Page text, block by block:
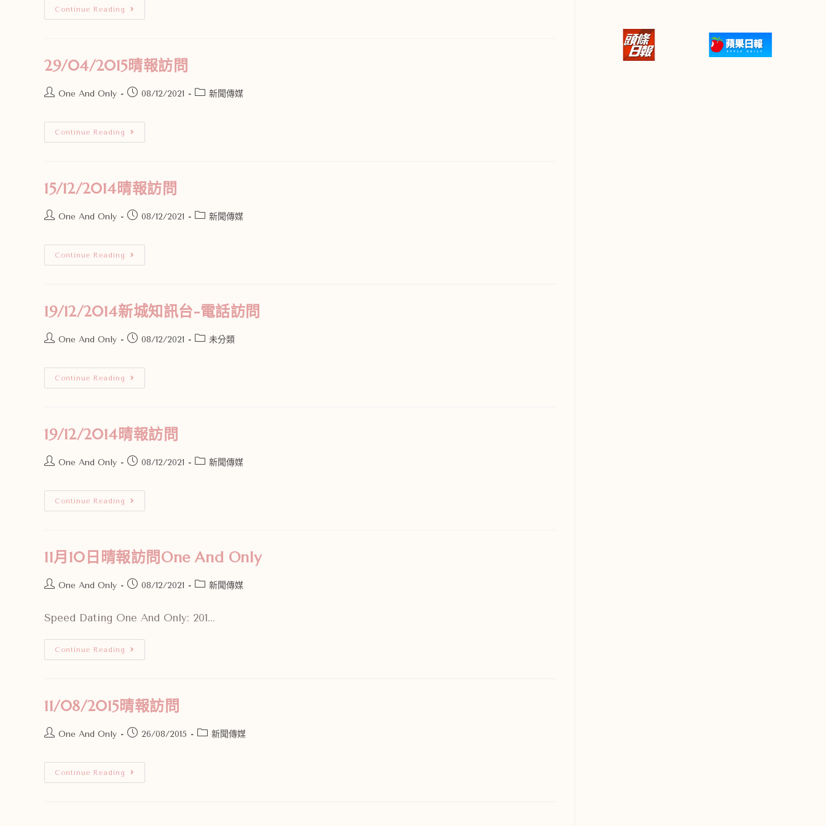
Continue Reading
29/04/2015晴報訪問
One And Only 08/12/2021 新聞傳媒
Continue Reading
15/12/2014晴報訪問
One And Only 08/12/2021 新聞傳媒
Continue Reading
19/12/2014新城知訊台-電話訪問
One And Only 08/12/2021 未分類
Continue Reading
19/12/2014晴報訪問
One And Only 08/12/2021 新聞傳媒
Continue Reading
11月10日晴報訪問One And Only
One And Only 08/12/2021 新聞傳媒
Speed Dating One And Only: 201...
Continue Reading
11/08/2015晴報訪問
One And Only 26/08/2015 新聞傳媒
Continue Reading